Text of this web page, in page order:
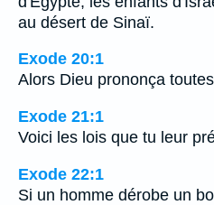
au désert de Sinaï.
Exode 20:1
Alors Dieu prononça
Exode 21:1
Voici les lois que tu leur
Exode 22:1
Si un homme dérobe un